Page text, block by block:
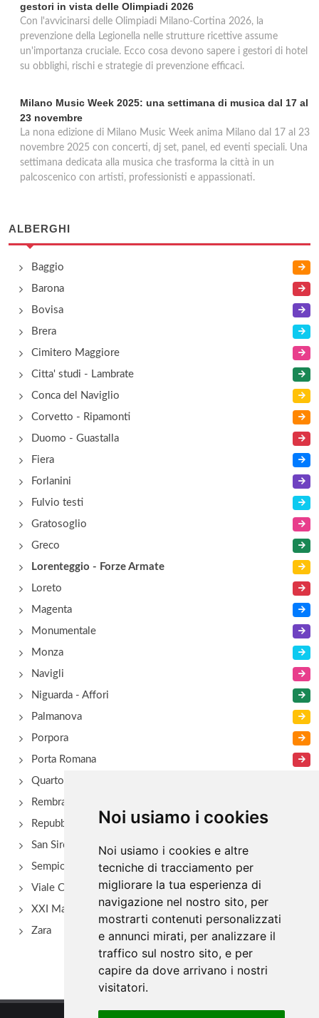
Noi usiamo i cookies
Noi usiamo i cookies e altre
tecniche di tracciamento per
migliorare la tua esperienza di
navigazione nel nostro sito, per
mostrarti contenuti personalizzati
e annunci mirati, per analizzare il
traffico sul nostro sito, e per
capire da dove arrivano i nostri
visitatori.
gestori in vista delle Olimpiadi 2026
Con l'avvicinarsi delle Olimpiadi Milano-Cortina 2026, la
prevenzione della Legionella nelle strutture ricettive assume
un'importanza cruciale. Ecco cosa devono sapere i gestori di hotel
su obblighi, rischi e strategie di prevenzione efficaci.
Milano Music Week 2025: una settimana di musica dal 17 al
23 novembre
La nona edizione di Milano Music Week anima Milano dal 17 al 23
novembre 2025 con concerti, dj set, panel, ed eventi speciali. Una
settimana dedicata alla musica che trasforma la città in un
palcoscenico con artisti, professionisti e appassionati.
ALBERGHI
Baggio
Barona
Bovisa
Brera
Cimitero Maggiore
Citta' studi - Lambrate
Conca del Naviglio
Corvetto - Ripamonti
Duomo - Guastalla
Fiera
Forlanini
Fulvio testi
Gratosoglio
Greco
Lorenteggio - Forze Armate
Loreto
Magenta
Monumentale
Monza
Navigli
Niguarda - Affori
Palmanova
Porpora
Porta Romana
Quarto Oggiaro
Rembrant
Repubblica
San Siro - Via Novara
Sempione
Viale Certosa
XXI Marzo
Zara